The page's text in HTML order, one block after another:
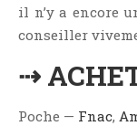
il n’y a encore
conseiller
⇢
Poche — Fnac,